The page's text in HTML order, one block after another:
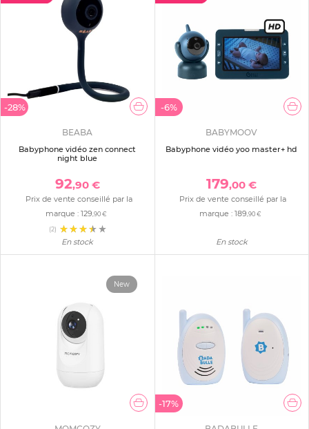
-28%
BEABA
Babyphone vidéo zen connect
night blue
92,90 €
Prix de vente conseillé par la
marque : 129,90 €
(2)
En stock
-6%
BABYMOOV
Babyphone vidéo yoo master+ hd
179,00 €
Prix de vente conseillé par la
marque : 189,90 €
En stock
New
-17%